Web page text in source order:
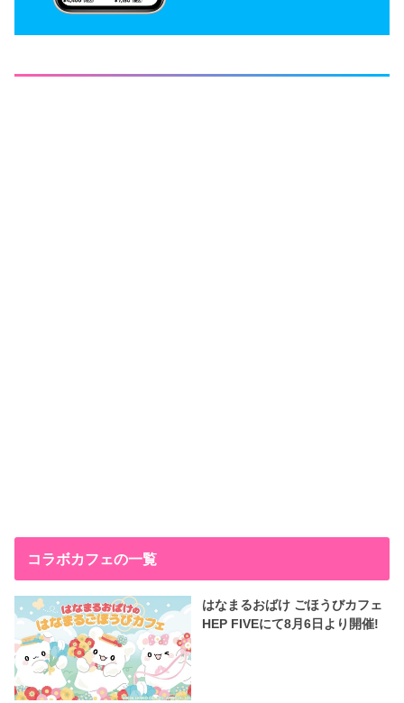
コラボカフェの一覧
はなまるおばけ ごほうびカフェ
HEP FIVEにて8月6日より開催!